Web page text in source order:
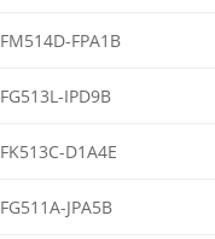
FM514D-FPA1B
FG513L-IPD9B
FK513C-D1A4E
FG511A-JPA5B